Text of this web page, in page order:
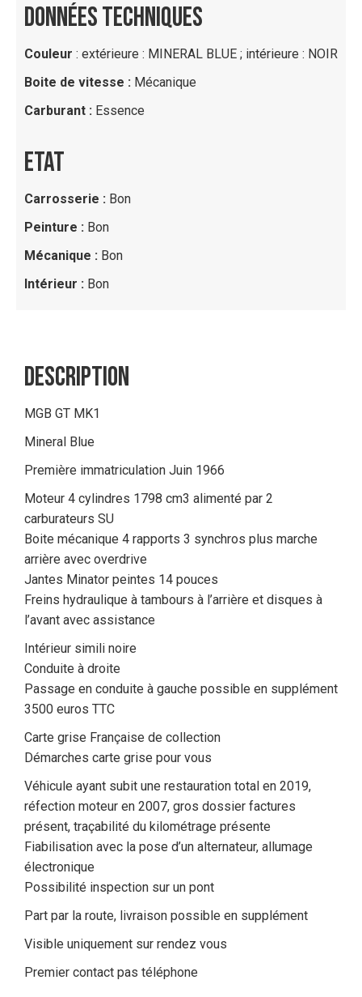
DONNÉES TECHNIQUES
Couleur : extérieure : MINERAL BLUE ; intérieure : NOIR
Boite de vitesse : Mécanique
Carburant : Essence
ETAT
Carrosserie : Bon
Peinture : Bon
Mécanique : Bon
Intérieur : Bon
DESCRIPTION
MGB GT MK1
Mineral Blue
Première immatriculation Juin 1966
Moteur 4 cylindres 1798 cm3 alimenté par 2
carburateurs SU
Boite mécanique 4 rapports 3 synchros plus marche
arrière avec overdrive
Jantes Minator peintes 14 pouces
Freins hydraulique à tambours à l’arrière et disques à
l’avant avec assistance
Intérieur simili noire
Conduite à droite
Passage en conduite à gauche possible en supplément
3500 euros TTC
Carte grise Française de collection
Démarches carte grise pour vous
Véhicule ayant subit une restauration total en 2019,
réfection moteur en 2007, gros dossier factures
présent, traçabilité du kilométrage présente
Fiabilisation avec la pose d’un alternateur, allumage
électronique
Possibilité inspection sur un pont
Part par la route, livraison possible en supplément
Visible uniquement sur rendez vous
Premier contact pas téléphone